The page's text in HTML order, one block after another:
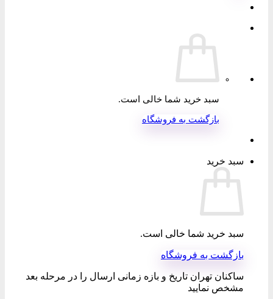
سبد خرید شما خالی است.
بازگشت به فروشگاه
سبد خرید
سبد خرید شما خالی است.
بازگشت به فروشگاه
ساکنان تهران تاریخ و بازه زمانی ارسال را در مرحله بعد
مشخص نمایید